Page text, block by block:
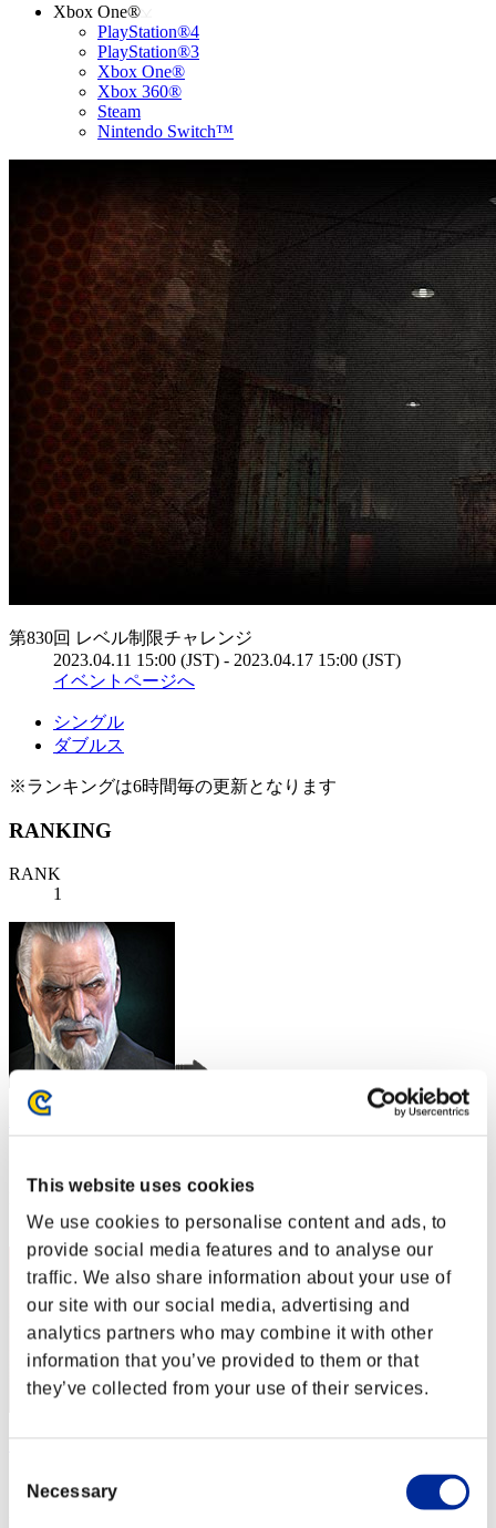
This website uses cookies
We use cookies to personalise content and ads, to
provide social media features and to analyse our
traffic. We also share information about your use of
our site with our social media, advertising and
analytics partners who may combine it with other
information that you’ve provided to them or that
they’ve collected from your use of their services.
Selection
Necessary
Xbox One®
PlayStation®4
PlayStation®3
Xbox One®
Xbox 360®
Steam
Nintendo Switch™
第830回 レベル制限チャレンジ
2023.04.11 15:00 (JST) - 2023.04.17 15:00 (JST)
イベントページへ
シングル
ダブルス
※ランキングは6時間毎の更新となります
RANKING
RANK
1
Rudis
RANK
2
"Weekend Survivor KINGS"
スコア:Lv:1/09'59"51